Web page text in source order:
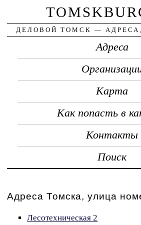
ДЕЛОВОЙ ТОМСК —
Адреса
Карта
Как попасть в
Контакты
Поиск
Адреса Томска, улица
Лесотехническая 2